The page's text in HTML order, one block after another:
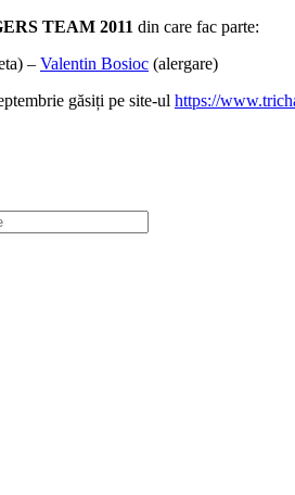
TEAM 2011 din care fac parte:
– Valentin Bosioc (alergare)
găsiți pe site-ul https://